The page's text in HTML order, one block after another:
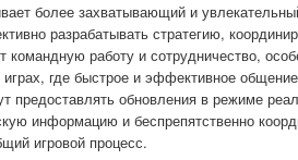
более захватывающий и
разрабатывать стратегию,
работу и сотрудничество,
играх, где быстрое и эффективное
предоставлять обновления в режиме
информацию и беспрепятственно
игровой процесс.